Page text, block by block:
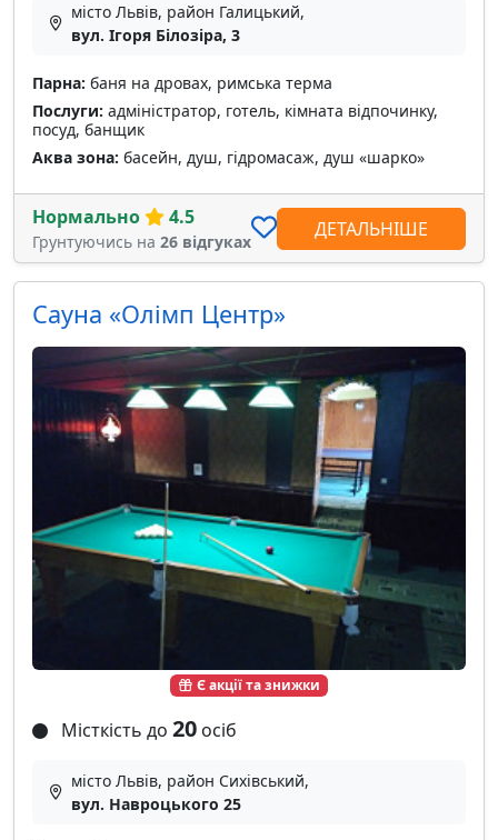
місто Львів, район Галицький,
вул. Ігоря Білозіра, 3
Парна: баня на дровах, римська терма
Послуги: адміністратор, готель, кімната відпочинку,
посуд, банщик
Аква зона: басейн, душ, гідромасаж, душ «шарко»
Нормально 4.5
Грунтуючись на 26 відгуках
ДЕТАЛЬНІШЕ
Є акції та знижки
Сауна «Олімп Центр»
Місткість до 20 осіб
місто Львів, район Сихівський,
вул. Навроцького 25